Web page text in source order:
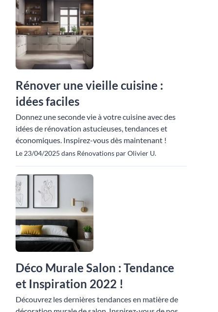
Rénover une vieille cuisine :
idées faciles
Donnez une seconde vie à votre cuisine avec des
idées de rénovation astucieuses, tendances et
économiques. Inspirez-vous dès maintenant !
Le 23/04/2025 dans Rénovations par Olivier U.
Déco Murale Salon : Tendance
et Inspiration 2022 !
Découvrez les dernières tendances en matière de